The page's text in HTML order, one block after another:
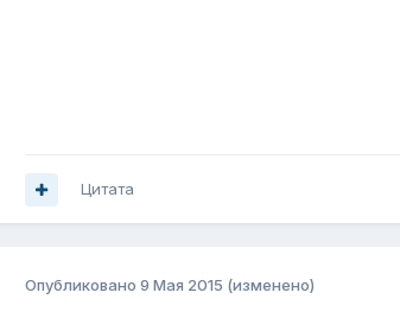
Цитата
Опубликовано 9 Мая 2015 (изменено)